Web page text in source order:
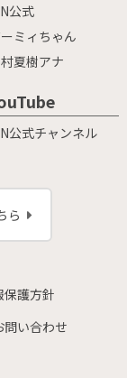
公式
ミィちゃん
夏樹アナ
公式チャンネル
ら
保護方針
問い合わせ